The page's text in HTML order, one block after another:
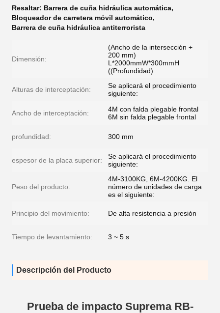
Resaltar: Barrera de cuña hidráulica automática,
Bloqueador de carretera móvil automático,
Barrera de cuña hidráulica antiterrorista
Dimensión:
(Ancho de la intersección +
200 mm)
L*2000mmW*300mmH
((Profundidad)
Alturas de interceptación:
Se aplicará el procedimiento
siguiente:
Ancho de interceptación:
4M con falda plegable frontal
6M sin falda plegable frontal
profundidad: 300 mm
espesor de la placa superior:
Se aplicará el procedimiento
siguiente:
Peso del producto:
4M-3100KG, 6M-4200KG. El
número de unidades de carga
es el siguiente:
Principio del movimiento: De alta resistencia a presión
Tiempo de levantamiento: 3 ~ 5 s
Descripción del Producto
Prueba de impacto Suprema RB-